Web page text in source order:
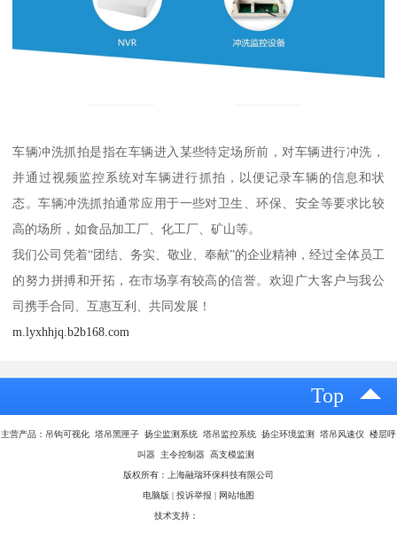
车辆冲洗抓拍是指在车辆进入某些特定场所前，对车辆进行冲洗，
并通过视频监控系统对车辆进行抓拍，以便记录车辆的信息和状
态。车辆冲洗抓拍通常应用于一些对卫生、环保、安全等要求比较
高的场所，如食品加工厂、化工厂、矿山等。
我们公司凭着“团结、务实、敬业、奉献”的企业精神，经过全体员工
的努力拼搏和开拓，在市场享有较高的信誉。欢迎广大客户与我公
司携手合同、互惠互利、共同发展！
m.lyxhhjq.b2b168.com
Top
主营产品：吊钩可视化 塔吊黑匣子 扬尘监测系统 塔吊监控系统 扬尘环境监测 塔吊风速仪 楼层呼
叫器 主令控制器 高支模监测
版权所有：上海融瑞环保科技有限公司
电脑版 | 投诉举报 | 网站地图
技术支持：